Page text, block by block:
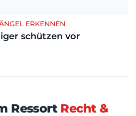
ERKENNEN
schützen vor
Ressort Recht &